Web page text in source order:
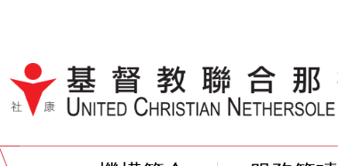
跳到內容（按輸入鍵）